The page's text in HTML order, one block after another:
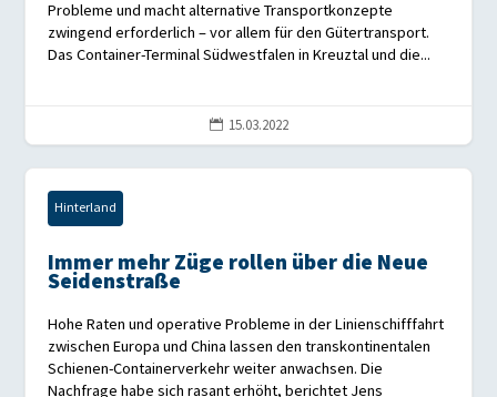
Probleme und macht alternative Transportkonzepte
zwingend erforderlich – vor allem für den Gütertransport.
Das Container-Terminal Südwestfalen in Kreuztal und die...
 15.03.2022
Hinterland
Immer mehr Züge rollen über die Neue
Seidenstraße
Hohe Raten und operative Probleme in der Linienschifffahrt
zwischen Europa und China lassen den transkontinentalen
Schienen-Containerverkehr weiter anwachsen. Die
Nachfrage habe sich rasant erhöht, berichtet Jens